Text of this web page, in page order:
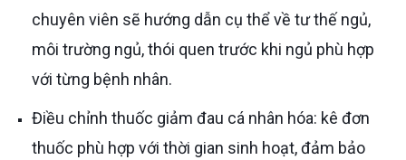
chuyên viên sẽ hướng dẫn cụ thể về tư thế ngủ,
môi trường ngủ, thói quen trước khi ngủ phù hợp
với từng bệnh nhân.
Điều chỉnh thuốc giảm đau cá nhân hóa: kê đơn
thuốc phù hợp với thời gian sinh hoạt, đảm bảo